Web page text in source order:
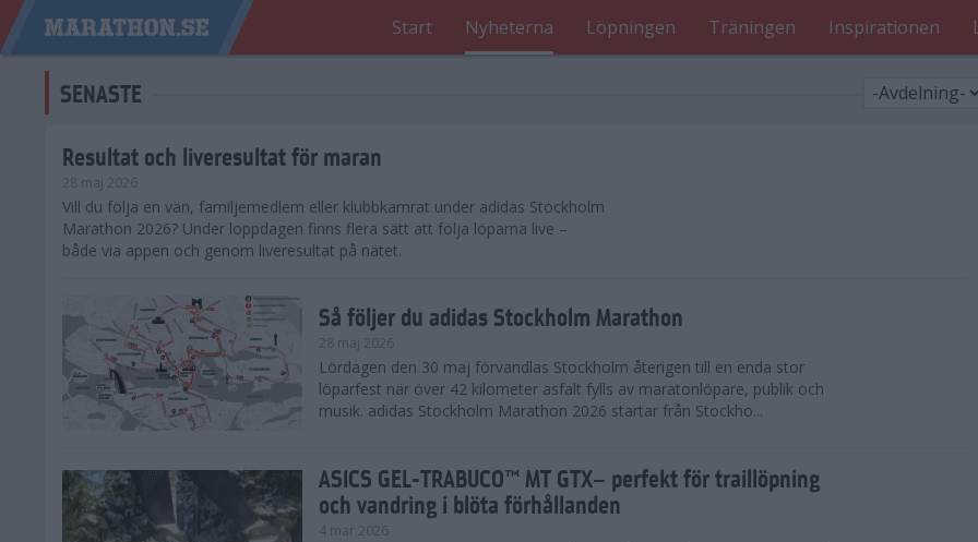
Start Nyheterna Löpningen Träningen Inspirationen
SENASTE
Resultat och liveresultat för maran
28 maj 2026
​Vill du följa en vän, familjemedlem eller klubbkamrat under adidas Stockholm
Marathon 2026? Under loppdagen finns flera sätt att följa löparna live –
både via appen och genom liveresultat på nätet.
Så följer du adidas Stockholm Marathon
28 maj 2026
Lördagen den 30 maj förvandlas Stockholm återigen till en enda stor
löparfest när över 42 kilometer asfalt fylls av maratonlöpare, publik och
musik. adidas Stockholm Marathon 2026 startar från Stockho...
ASICS GEL-TRABUCO™ MT GTX– perfekt för traillöpning
och vandring i blöta förhållanden
4 mar 2026